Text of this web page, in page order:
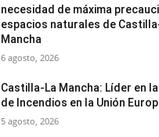
necesidad de máxima
espacios naturales de
Mancha
6 agosto, 2026
Castilla-La Mancha: Líder en
de Incendios en la Unión
5 agosto, 2026